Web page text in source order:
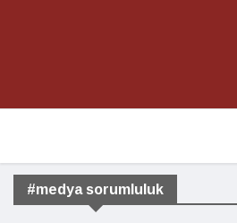
#medya sorumluluk